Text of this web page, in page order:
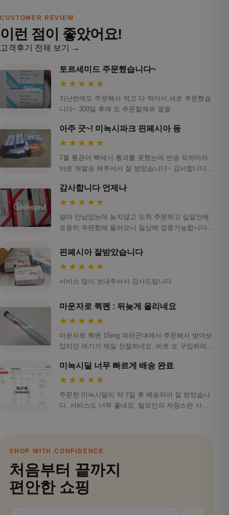
CUSTOMER REVIEW
이런 점이 좋았어요!
고객후기 전체 보기 →
토르세미드 주문했습니다~
★★★★★
지난번에도 주문해서 먹고 다 먹어서 새로 주문했습
니다~ 300일 후에 또 주문할께유 껄껄
아주 굿~! 미녹시파크 핀페시아 등
★★★★★
7월 통관이 빡세서 통과를 못했는데 반송 되자마자
바로 재발송 해주셔서 잘 받았습니다~ 감사합니다!
감사합니다 언제나
★★★★★
얼마 안남았는데 늦지않고 도착 주문하고 십일안에
조용히 우편함에 들어오니 일상에 집중가능합니다.
핀페시아 잘받았습니다
★★★★★
서비스 많이 보내주셔서 감사드립니다
마운자로 퀵펜 : 뒤늦게 올리네요
★★★★★
마운자로 퀵펜 15mg 여러군대에서 주문해서 받아보
았지만 여기가 제일 친절하네요. 바로 또 구입하려하
미녹시딜 너무 빠르게 배송 완료
★★★★★
주문한 미녹시딜이 약 7일 후 배송되어 잘 받았습니
다. 서비스도 너무 좋네요. 탈모인의 자랑스런 사이
SHOP WITH CONFIDENCE
처음부터 끝까지
편안한 쇼핑